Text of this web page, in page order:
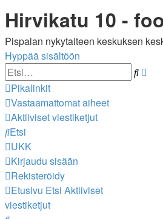
Hirvikatu 10 -
Pispalan nykytaiteen keskuksen
Hyppää sisältöön
Etsi
Pikalinkit
Vastaamattomat aiheet
Aktiiviset viestiketjut
Etsi
UKK
Kirjaudu sisään
Rekisteröidy
Etusivu Etsi Aktiiviset
viestiketjut